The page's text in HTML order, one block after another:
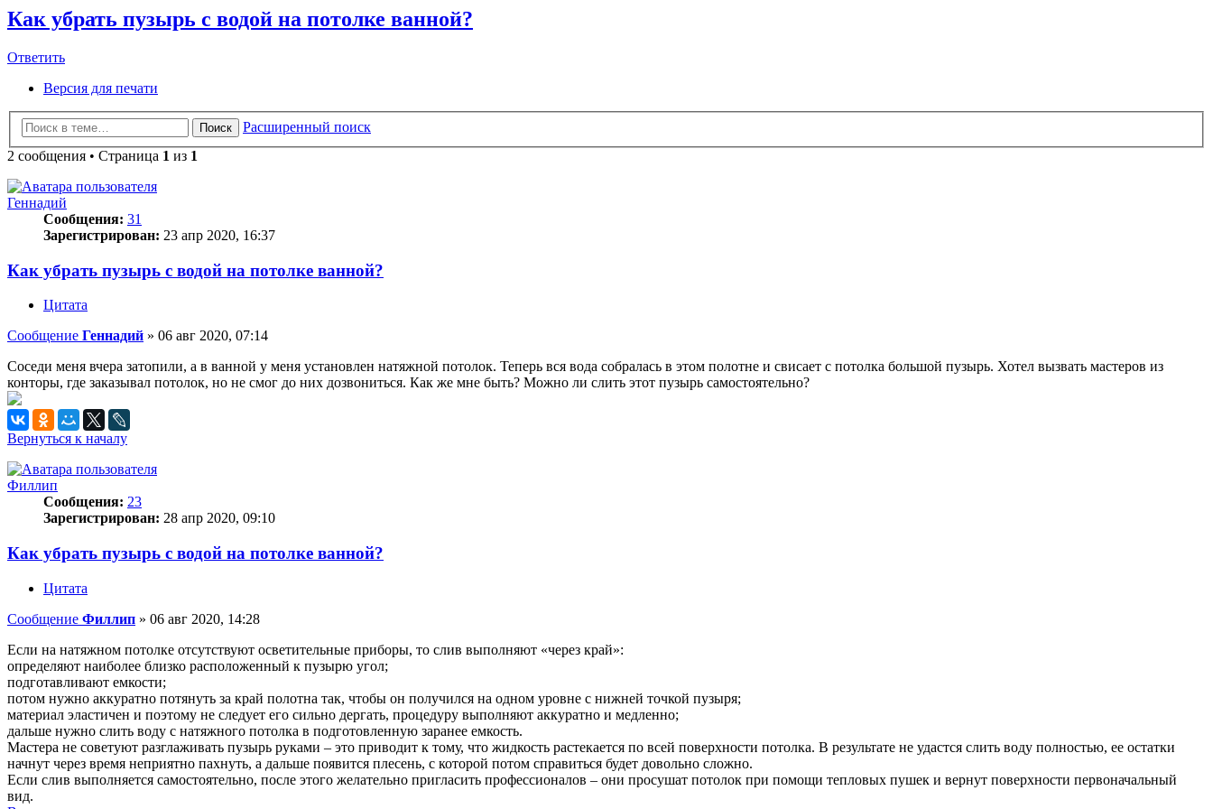
Как убрать пузырь с водой на потолке ванной?
Ответить
Ответить
Версия для печати
Поиск
Расширенный поиск
2 сообщения • Страница 1 из 1
Геннадий
Сообщения: 31
Зарегистрирован: 23 апр 2020, 16:37
Как убрать пузырь с водой на потолке ванной?
Цитата
Сообщение Геннадий » 06 авг 2020, 07:14
Соседи меня вчера затопили, а в ванной у меня установлен натяжной потолок. Теперь вся вода собралась в этом полотне и свисает с потолка большой пузырь. Хотел вызвать мастеров из
конторы, где заказывал потолок, но не смог до них дозвониться. Как же мне быть? Можно ли слить этот пузырь самостоятельно?
Вернуться к началу
Филлип
Сообщения: 23
Зарегистрирован: 28 апр 2020, 09:10
Как убрать пузырь с водой на потолке ванной?
Цитата
Сообщение Филлип » 06 авг 2020, 14:28
Если на натяжном потолке отсутствуют осветительные приборы, то слив выполняют «через край»:
определяют наиболее близко расположенный к пузырю угол;
подготавливают емкости;
потом нужно аккуратно потянуть за край полотна так, чтобы он получился на одном уровне с нижней точкой пузыря;
материал эластичен и поэтому не следует его сильно дергать, процедуру выполняют аккуратно и медленно;
дальше нужно слить воду с натяжного потолка в подготовленную заранее емкость.
Мастера не советуют разглаживать пузырь руками – это приводит к тому, что жидкость растекается по всей поверхности потолка. В результате не удастся слить воду полностью, ее остатки
начнут через время неприятно пахнуть, а дальше появится плесень, с которой потом справиться будет довольно сложно.
Если слив выполняется самостоятельно, после этого желательно пригласить профессионалов – они просушат потолок при помощи тепловых пушек и вернут поверхности первоначальный
вид.